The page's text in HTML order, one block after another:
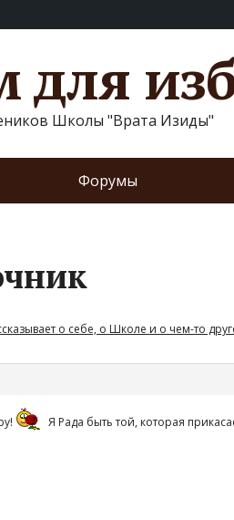
Школы "Врата Изиды"
Форумы
о себе, о Школе и о чем-то
Я Рада быть той, которая